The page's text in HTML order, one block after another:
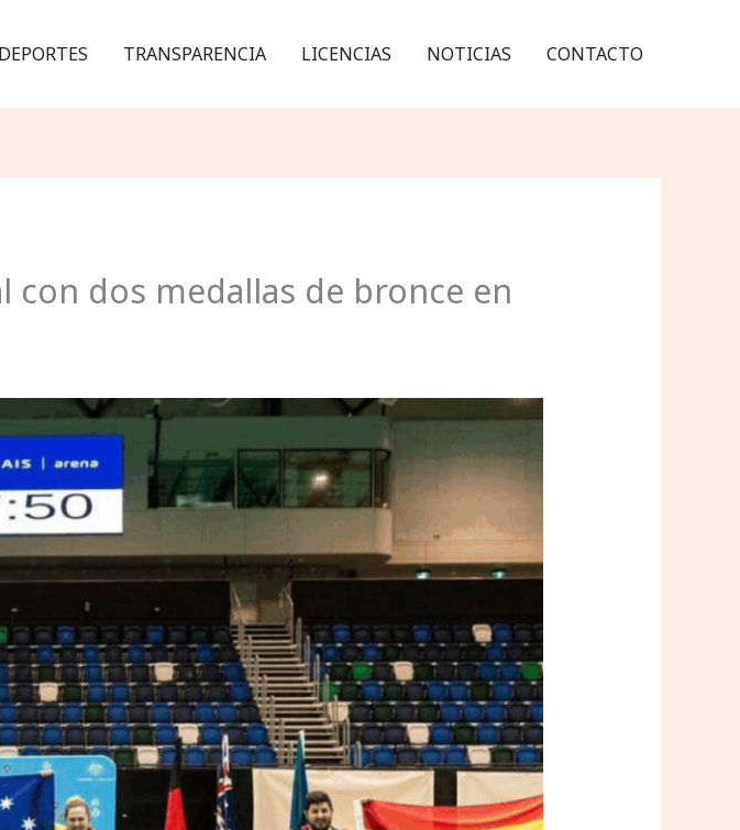
DEPORTES TRANSPARENCIA LICENCIAS NOTICIAS CONTACTO
con dos medallas de bronce en